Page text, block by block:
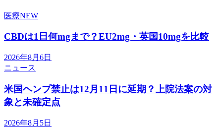
医療NEW
CBDは1日何mgまで？EU2mg・英国10mgを比較
2026年8月6日
ニュース
米国ヘンプ禁止は12月11日に延期？上院法案の対
象と未確定点
2026年8月5日